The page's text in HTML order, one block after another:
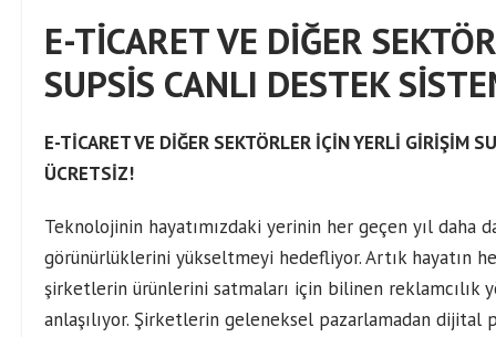
E-TİCARET VE DİĞER
SUPSİS CANLI DESTEK
E-TİCARET VE DİĞER SEKTÖRLER İÇİN YERLİ GİRİŞİM
ÜCRETSİZ!
Teknolojinin hayatımızdaki yerinin her geçen yıl
görünürlüklerini yükseltmeyi hedefliyor. Artık hayatın
şirketlerin ürünlerini satmaları için bilinen reklamcılık
anlaşılıyor. Şirketlerin geleneksel pazarlamadan dijital